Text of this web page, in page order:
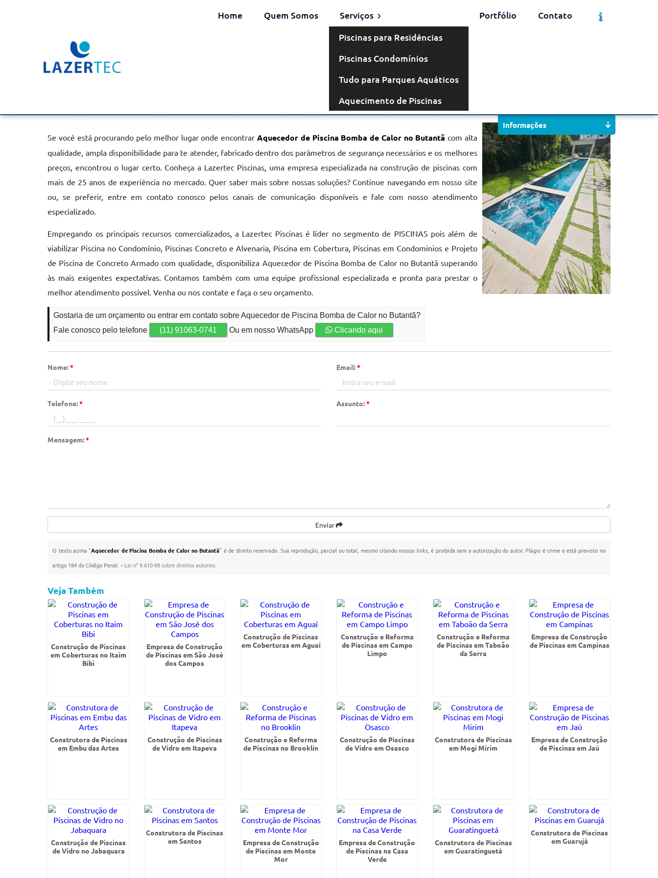
Home Quem Somos
Serviços
Piscinas para Residências
Piscinas Condomínios
Tudo para Parques Aquáticos
Aquecimento de Piscinas
Portfólio Contato
Aquecedor de Piscina Bomba de Calor
Solicite um Orçamento
Se você está procurando pelo melhor lugar onde encontrar Aquecedor de Piscina Bomba de Calor no Butantã com alta
qualidade, ampla disponibilidade para te atender, fabricado dentro dos parâmetros de segurança necessários e os melhores
preços, encontrou o lugar certo. Conheça a Lazertec Piscinas, uma empresa especializada na construção de piscinas com
mais de 25 anos de experiência no mercado. Quer saber mais sobre nossas soluções? Continue navegando em nosso site
ou, se preferir, entre em contato conosco pelos canais de comunicação disponíveis e fale com nosso atendimento
especializado.
Empregando os principais recursos comercializados, a Lazertec Piscinas é líder no segmento de PISCINAS pois além de
viabilizar Piscina no Condomínio, Piscinas Concreto e Alvenaria, Piscina em Cobertura, Piscinas em Condominios e Projeto
de Piscina de Concreto Armado com qualidade, disponibiliza Aquecedor de Piscina Bomba de Calor no Butantã superando
às mais exigentes expectativas. Contamos também com uma equipe profissional especializada e pronta para prestar o
melhor atendimento possível. Venha ou nos contate e faça o seu orçamento.
Gostaria de um orçamento ou entrar em contato sobre Aquecedor de Piscina Bomba de Calor no Butantã?
Fale conosco pelo telefone
(11) 91063-0741 Ou em nosso WhatsApp Clicando aqui
Nome:* Email:*
Telefone:* Assunto:*
Mensagem:*
Enviar
O texto acima "Aquecedor de Piscina Bomba de Calor no Butantã" é de direito reservado. Sua reprodução, parcial ou total, mesmo citando nossos links, é proibida sem a autorização do autor. Plágio é crime e está previsto no
artigo 184 do Código Penal. –Lei n° 9.610-98 sobre direitos autorais
Informações
Veja Também
Construção de Piscinas
em Coberturas no Itaim
Bibi
Empresa de Construção
de Piscinas em São José
dos Campos
Construção de Piscinas
em Coberturas em Aguaí
Construção e Reforma
de Piscinas em Campo
Limpo
Construção e Reforma
de Piscinas em Taboão
da Serra
Empresa de Construção
de Piscinas em Campinas
Construtora de Piscinas
em Embu das Artes
Construção de Piscinas
de Vidro em Itapeva
Construção e Reforma
de Piscinas no Brooklin
Construção de Piscinas
de Vidro em Osasco
Construtora de Piscinas
em Mogi Mirim
Empresa de Construção
de Piscinas em Jaú
Construção de Piscinas
de Vidro no Jabaquara
Construtora de Piscinas
em Santos
Empresa de Construção
de Piscinas em Monte
Mor
Empresa de Construção
de Piscinas na Casa
Verde
Construtora de Piscinas
em Guaratinguetá
Construtora de Piscinas
em Guarujá